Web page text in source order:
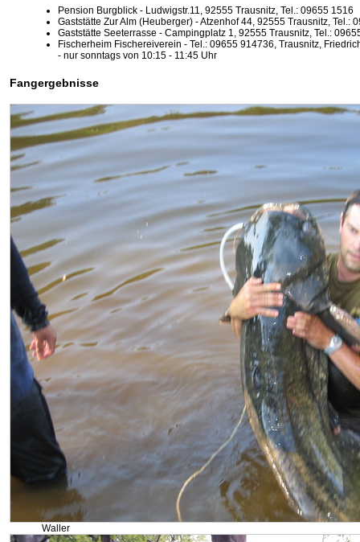
Pension Burgblick - Ludwigstr.11, 92555 Trausnitz, Tel.: 09655 1516
Gaststätte Zur Alm (Heuberger) - Atzenhof 44, 92555 Trausnitz, Tel.:
Gaststätte Seeterrasse - Campingplatz 1, 92555 Trausnitz, Tel.:
Fischerheim Fischereiverein - Tel.: 09655 914736, Trausnitz,
- nur sonntags von 10:15 - 11:45 Uhr
Fangergebnisse
Waller